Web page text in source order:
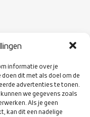
informatie over je
dit met als doel om de
advertenties te tonen.
we gegevens zoals
Als je geen
kan dit een nadelige